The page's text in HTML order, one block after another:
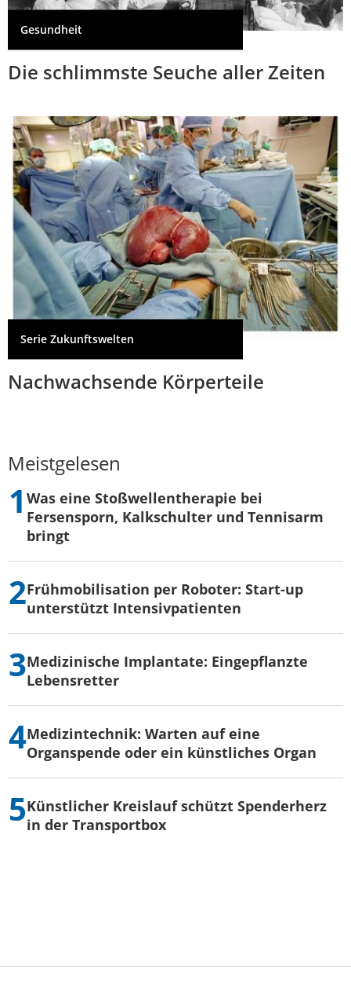
Gesundheit
Die schlimmste Seuche aller Zeiten
Serie Zukunftswelten
Nachwachsende Körperteile
Meistgelesen
Was eine Stoßwellentherapie bei
Fersensporn, Kalkschulter und Tennisarm
bringt
Frühmobilisation per Roboter: Start-up
unterstützt Intensivpatienten
Medizinische Implantate: Eingepflanzte
Lebensretter
Medizintechnik: Warten auf eine
Organspende oder ein künstliches Organ
Künstlicher Kreislauf schützt Spenderherz
in der Transportbox